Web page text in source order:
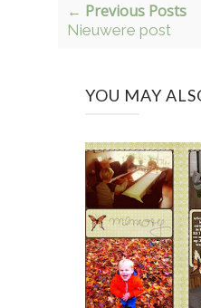
← Previous Posts
Nieuwere post
YOU MAY